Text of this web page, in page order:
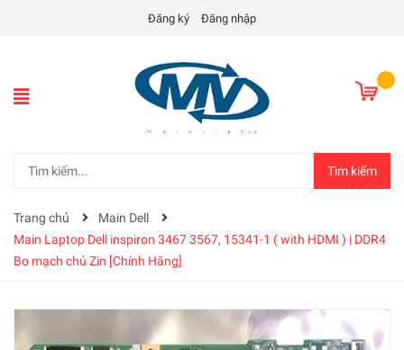
Đăng ký Đăng nhập
Tìm kiếm
Trang chủ
Main Dell
Main Laptop Dell inspiron 3467 3567, 15341-1 ( with HDMI ) | DDR4
Bo mạch chủ Zin [Chính Hãng]